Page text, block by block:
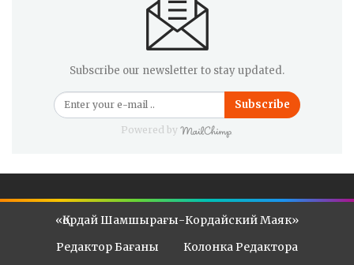
Subscribe our newsletter to stay updated.
Subscribe
Powered by
«Қордай Шамшырағы-Кордайский Маяк»
Редактор Бағаны
Колонка Редактора